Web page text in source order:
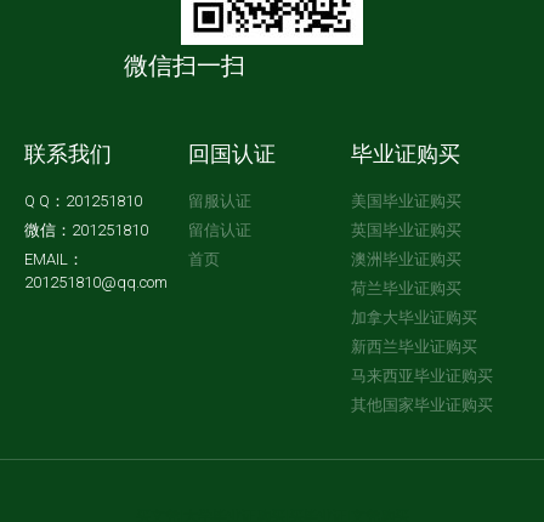
微信扫一扫
联系我们
Q Q：201251810
微信：201251810
EMAIL：
201251810@qq.com
回国认证
留服认证
留信认证
首页
毕业证购买
美国毕业证购买
英国毕业证购买
澳洲毕业证购买
荷兰毕业证购买
加拿大毕业证购买
新西兰毕业证购买
马来西亚毕业证购买
其他国家毕业证购买